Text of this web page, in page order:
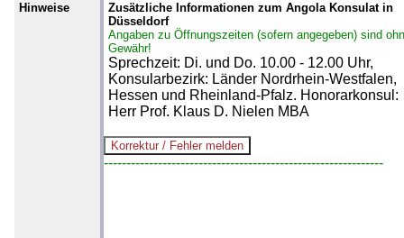
Hinweise
Zusätzliche Informationen zum Angola Konsulat in
Düsseldorf
Angaben zu Öffnungszeiten (sofern angegeben) sind
Gewähr!
Sprechzeit: Di. und Do. 10.00 - 12.00 Uhr,
Konsularbezirk: Länder Nordrhein-Westfalen,
Hessen und Rheinland-Pfalz. Honorarkonsul:
Herr Prof. Klaus D. Nielen MBA
--------------------------------------------------------------